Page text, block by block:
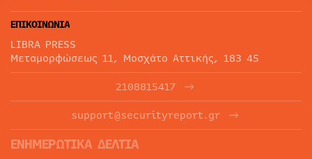
ΕΠΙΚΟΙΝΩΝΙΑ
LIBRA PRESS
Μεταμορφώσεως 11, Μοσχάτο Αττικής, 183 45
2108815417
support@securityreport.gr
ΕΝΗΜΕΡΩΤΙΚΑ ΔΕΛΤΙΑ